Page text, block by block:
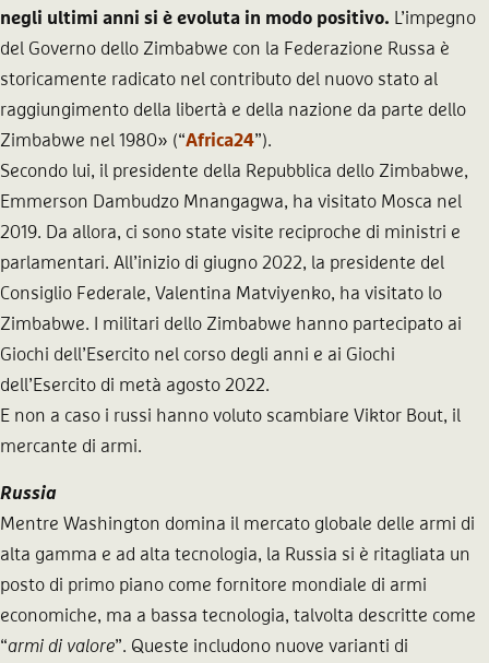
negli ultimi anni si è evoluta in modo positivo. L’impegno
del Governo dello Zimbabwe con la Federazione Russa è
storicamente radicato nel contributo del nuovo stato al
raggiungimento della libertà e della nazione da parte dello
Zimbabwe nel 1980» (“Africa24”).
Secondo lui, il presidente della Repubblica dello Zimbabwe,
Emmerson Dambudzo Mnangagwa, ha visitato Mosca nel
2019. Da allora, ci sono state visite reciproche di ministri e
parlamentari. All’inizio di giugno 2022, la presidente del
Consiglio Federale, Valentina Matviyenko, ha visitato lo
Zimbabwe. I militari dello Zimbabwe hanno partecipato ai
Giochi dell’Esercito nel corso degli anni e ai Giochi
dell’Esercito di metà agosto 2022.
E non a caso i russi hanno voluto scambiare Viktor Bout, il
mercante di armi.
Russia
Mentre Washington domina il mercato globale delle armi di
alta gamma e ad alta tecnologia, la Russia si è ritagliata un
posto di primo piano come fornitore mondiale di armi
economiche, ma a bassa tecnologia, talvolta descritte come
“armi di valore”. Queste includono nuove varianti di